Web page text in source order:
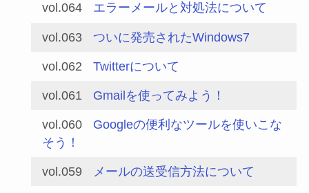
vol.064 エラーメールと対処法について
vol.063 ついに発売されたWindows7
vol.062 Twitterについて
vol.061 Gmailを使ってみよう！
vol.060
Googleの便利なツールを使いこな
そう！
vol.059 メールの送受信方法について